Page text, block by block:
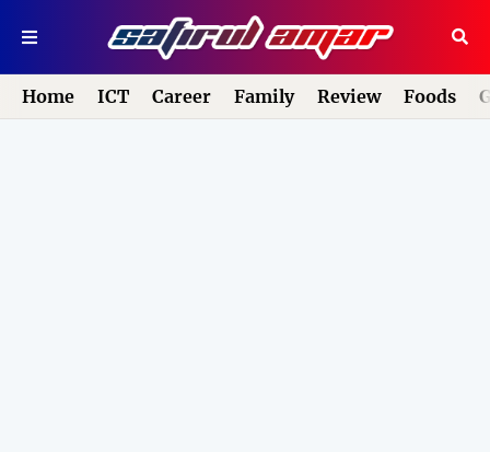
Home ICT Career Family Review Foods